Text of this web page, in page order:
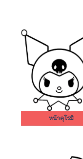
หน้าคุโรมิ